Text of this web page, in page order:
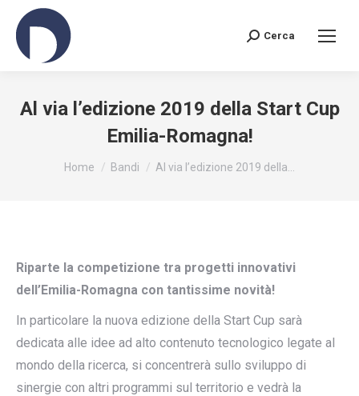
Search:
Cerca
Al via l’edizione 2019 della Start Cup
Emilia-Romagna!
You are here:
Home Bandi Al via l’edizione 2019 della…
Riparte la competizione tra progetti innovativi
dell’Emilia-Romagna con tantissime novità!
In particolare la nuova edizione della Start Cup sarà
dedicata alle idee ad alto contenuto tecnologico legate al
mondo della ricerca, si concentrerà sullo sviluppo di
sinergie con altri programmi sul territorio e vedrà la